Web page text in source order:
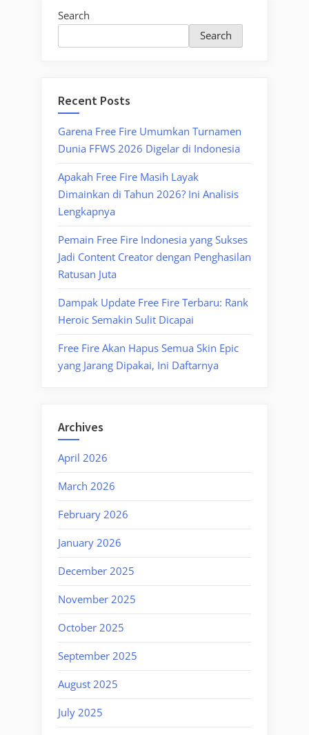
Search
Search
Recent Posts
Garena Free Fire Umumkan Turnamen
Dunia FFWS 2026 Digelar di Indonesia
Apakah Free Fire Masih Layak
Dimainkan di Tahun 2026? Ini Analisis
Lengkapnya
Pemain Free Fire Indonesia yang Sukses
Jadi Content Creator dengan Penghasilan
Ratusan Juta
Dampak Update Free Fire Terbaru: Rank
Heroic Semakin Sulit Dicapai
Free Fire Akan Hapus Semua Skin Epic
yang Jarang Dipakai, Ini Daftarnya
Archives
April 2026
March 2026
February 2026
January 2026
December 2025
November 2025
October 2025
September 2025
August 2025
July 2025